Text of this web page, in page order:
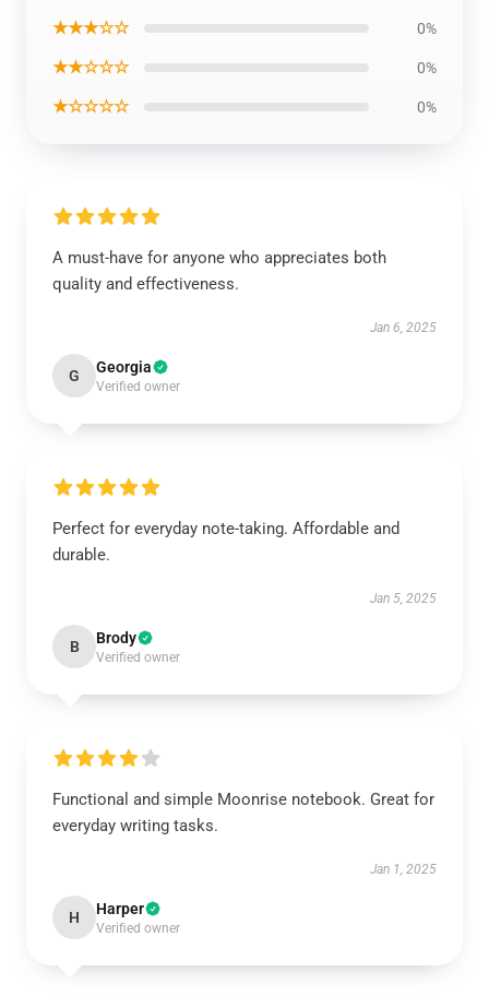
★★★☆☆ 0%
★★☆☆☆ 0%
★☆☆☆☆ 0%
A must-have for anyone who appreciates both
quality and effectiveness.
Jan 6, 2025
G Georgia
Verified owner
Perfect for everyday note-taking. Affordable and
durable.
Jan 5, 2025
B Brody
Verified owner
Functional and simple Moonrise notebook. Great for
everyday writing tasks.
Jan 1, 2025
H Harper
Verified owner